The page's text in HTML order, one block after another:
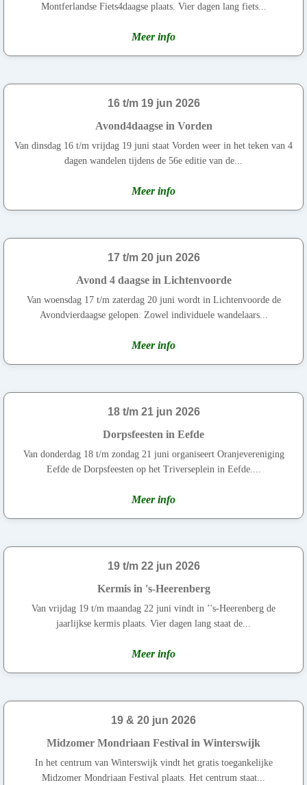
Montferlandse Fiets4daagse plaats. Vier dagen lang fiets...
Meer info
16 t/m 19 jun 2026
Avond4daagse in Vorden
Van dinsdag 16 t/m vrijdag 19 juni staat Vorden weer in het teken van 4
dagen wandelen tijdens de 56e editie van de...
Meer info
17 t/m 20 jun 2026
Avond 4 daagse in Lichtenvoorde
Van woensdag 17 t/m zaterdag 20 juni wordt in Lichtenvoorde de
Avondvierdaagse gelopen. Zowel individuele wandelaars...
Meer info
18 t/m 21 jun 2026
Dorpsfeesten in Eefde
Van donderdag 18 t/m zondag 21 juni organiseert Oranjevereniging
Eefde de Dorpsfeesten op het Triverseplein in Eefde....
Meer info
19 t/m 22 jun 2026
Kermis in 's-Heerenberg
Van vrijdag 19 t/m maandag 22 juni vindt in ’'s-Heerenberg de
jaarlijkse kermis plaats. Vier dagen lang staat de...
Meer info
19 & 20 jun 2026
Midzomer Mondriaan Festival in Winterswijk
In het centrum van Winterswijk vindt het gratis toegankelijke
Midzomer Mondriaan Festival plaats. Het centrum staat...